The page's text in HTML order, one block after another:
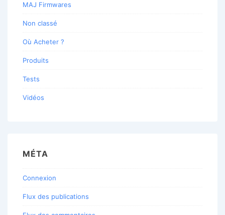
MAJ Firmwares
Non classé
Où Acheter ?
Produits
Tests
Vidéos
MÉTA
Connexion
Flux des publications